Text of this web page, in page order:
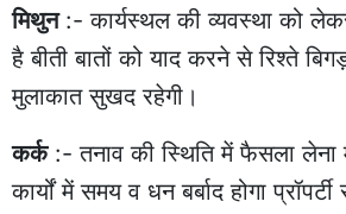
मिथुन:- कार्यस्थल की व्यवस्था को
है बीती बातों को याद करने से रिश्ते
मुलाकात सुखद रहेगी।
कर्क:- तनाव की स्थिति में फैसला लेना
कार्यों में समय व धन बर्बाद होगा